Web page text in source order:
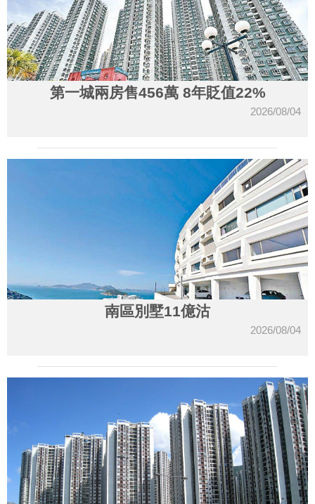
第一城兩房售456萬 8年貶值22%
2026/08/04
南區別墅11億沽
2026/08/04